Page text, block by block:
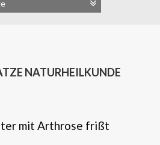
NATURHEILKUNDE
mit Arthrose frißt